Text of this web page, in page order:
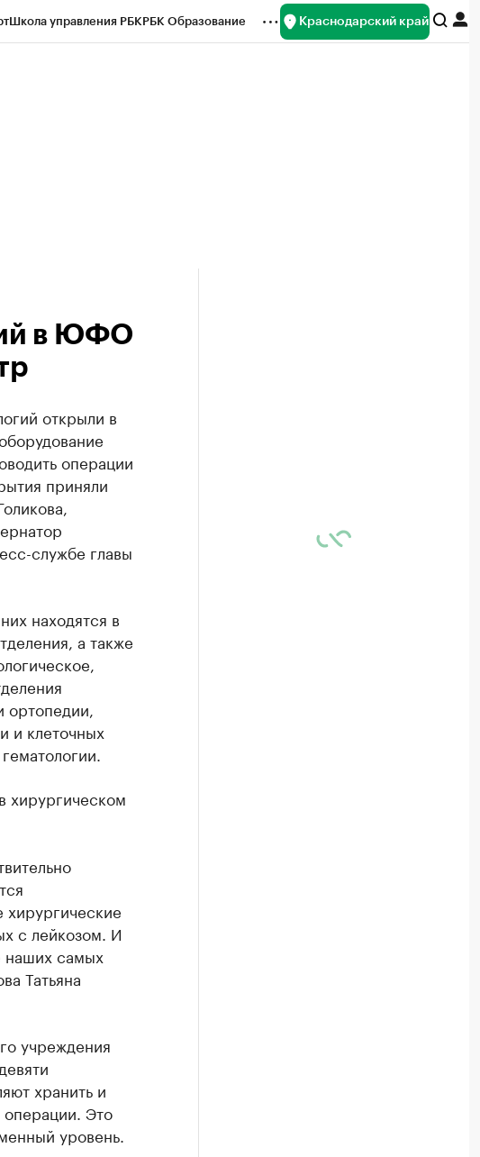
Школа управления РБКРБК Образование Краснодарский край
в ЮФО
открыли в
операции
приняли
службе главы
находятся в
а также
ортопедии,
и клеточных
хирургическом
с лейкозом. И
наших самых
Татьяна
учреждения
хранить и
Это
уровень.